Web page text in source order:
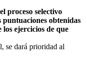
proceso selectivo
obtenidas
los ejercicios de que
se dará prioridad al